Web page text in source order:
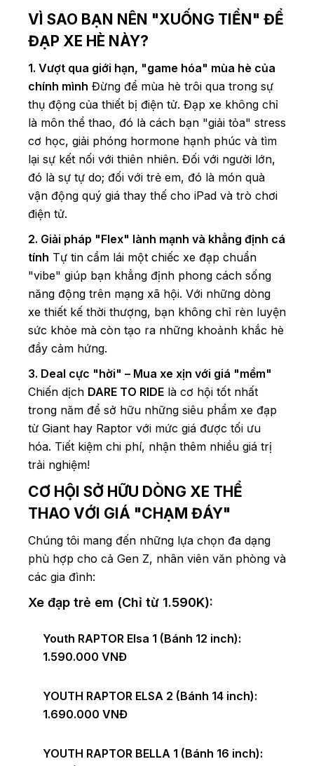
VÌ SAO BẠN NÊN "XUỐNG TIỀN" ĐỂ
ĐẠP XE HÈ NÀY?
1. Vượt qua giới hạn, "game hóa" mùa hè của
chính mình Đừng để mùa hè trôi qua trong sự
thụ động của thiết bị điện tử. Đạp xe không chỉ
là môn thể thao, đó là cách bạn "giải tỏa" stress
cơ học, giải phóng hormone hạnh phúc và tìm
lại sự kết nối với thiên nhiên. Đối với người lớn,
đó là sự tự do; đối với trẻ em, đó là món quà
vận động quý giá thay thế cho iPad và trò chơi
điện tử.
2. Giải pháp "Flex" lành mạnh và khẳng định cá
tính Tự tin cầm lái một chiếc xe đạp chuẩn
"vibe" giúp bạn khẳng định phong cách sống
năng động trên mạng xã hội. Với những dòng
xe thiết kế thời thượng, bạn không chỉ rèn luyện
sức khỏe mà còn tạo ra những khoảnh khắc hè
đầy cảm hứng.
3. Deal cực "hời" – Mua xe xịn với giá "mềm"
Chiến dịch DARE TO RIDE là cơ hội tốt nhất
trong năm để sở hữu những siêu phẩm xe đạp
từ Giant hay Raptor với mức giá được tối ưu
hóa. Tiết kiệm chi phí, nhận thêm nhiều giá trị
trải nghiệm!
CƠ HỘI SỞ HỮU DÒNG XE THỂ
THAO VỚI GIÁ "CHẠM ĐÁY"
Chúng tôi mang đến những lựa chọn đa dạng
phù hợp cho cả Gen Z, nhân viên văn phòng và
các gia đình:
Xe đạp trẻ em (Chỉ từ 1.590K):
Youth RAPTOR Elsa 1 (Bánh 12 inch):
1.590.000 VNĐ
YOUTH RAPTOR ELSA 2 (Bánh 14 inch):
1.690.000 VNĐ
YOUTH RAPTOR BELLA 1 (Bánh 16 inch):